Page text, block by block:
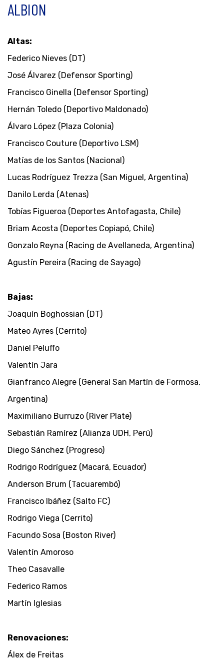
ALBION
Altas:
Federico Nieves (DT)
José Álvarez (Defensor Sporting)
Francisco Ginella (Defensor Sporting)
Hernán Toledo (Deportivo Maldonado)
Álvaro López (Plaza Colonia)
Francisco Couture (Deportivo LSM)
Matías de los Santos (Nacional)
Lucas Rodríguez Trezza (San Miguel, Argentina)
Danilo Lerda (Atenas)
Tobías Figueroa (Deportes Antofagasta, Chile)
Briam Acosta (Deportes Copiapó, Chile)
Gonzalo Reyna (Racing de Avellaneda, Argentina)
Agustín Pereira (Racing de Sayago)
Bajas:
Joaquín Boghossian (DT)
Mateo Ayres (Cerrito)
Daniel Peluffo
Valentín Jara
Gianfranco Alegre (General San Martín de Formosa,
Argentina)
Maximiliano Burruzo (River Plate)
Sebastián Ramírez (Alianza UDH, Perú)
Diego Sánchez (Progreso)
Rodrigo Rodríguez (Macará, Ecuador)
Anderson Brum (Tacuarembó)
Francisco Ibáñez (Salto FC)
Rodrigo Viega (Cerrito)
Facundo Sosa (Boston River)
Valentín Amoroso
Theo Casavalle
Federico Ramos
Martín Iglesias
Renovaciones:
Álex de Freitas